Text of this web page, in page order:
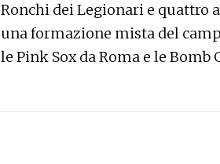
Ronchi dei Legionari e quattro
una formazione mista del
le Pink Sox da Roma e le